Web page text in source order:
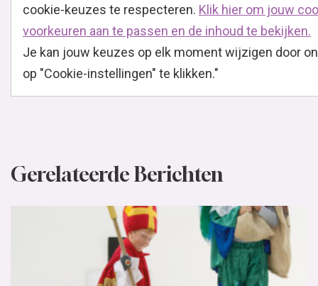
cookie-keuzes te respecteren. Klik hier om jouw
voorkeuren aan te passen en de inhoud te bekijken.
Je kan jouw keuzes op elk moment wijzigen door
op "Cookie-instellingen" te klikken."
Gerelateerde Berichten